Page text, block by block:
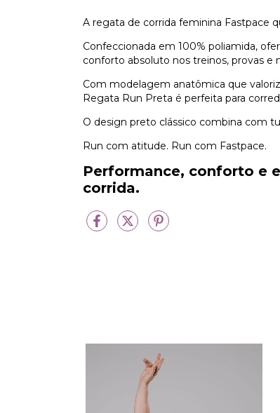
A regata de corrida feminina Fastpace
Confeccionada em 100% poliamida,
conforto absoluto nos treinos, provas e
Com modelagem anatômica que
Regata Run Preta é perfeita para
O design preto clássico combina com
Run com atitude. Run com Fastpace.
Performance, conforto e
corrida.